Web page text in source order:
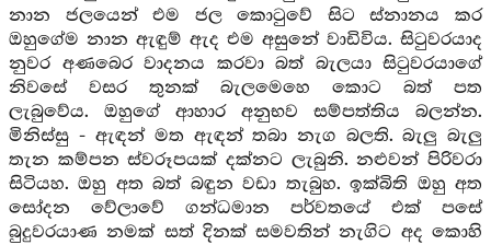
නාන ජලයෙන් එම ජල කොටුවේ සිට ස්නානය කර
ඔහුගේම නාන ඇඳුම් ඇද එම අසුනේ වාඩිවිය. සිටුවරයාද
නුවර අණබෙර වාදනය කරවා බත් බැලයා සිටුවරයාගේ
නිවසේ වසර තුනක් බැලමෙහෙ කොට බත් පත
ලැබුවේය. ඔහුගේ ආහාර අනුභව සම්පත්තිය බලන්න.
මිනිස්සු - ඇඳන් මත ඇඳන් තබා නැග බලති. බැලු බැලු
තැන කම්පන ස්වරූපයක් දක්නට ලැබුනි. නළුවන් පිරිවරා
සිටියහ. ඔහු අත බත් බඳුන වඩා තැබුහ. ඉක්බිති ඔහු අත
සෝදන වේලාවේ ගන්ධමාන පර්වතයේ එක් පසේ
බුදුවරයාණ නමක් සත් දිනක් සමවතින් නැගිට අද කොහි